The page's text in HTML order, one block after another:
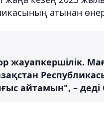
атынан
жауапкершілік.
айтамын", –